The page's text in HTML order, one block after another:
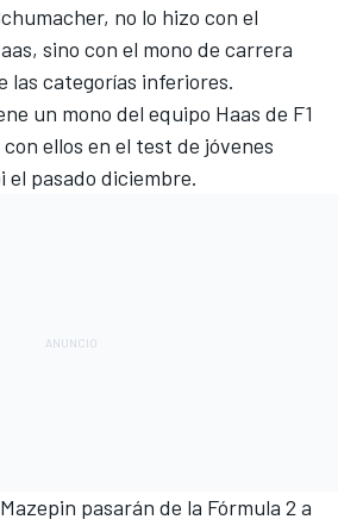
no lo hizo con el
sino con el mono de carrera
las categorías inferiores.
un mono del equipo Haas de F1
ellos en el test de jóvenes
el pasado diciembre.
pasarán de la Fórmula 2 a